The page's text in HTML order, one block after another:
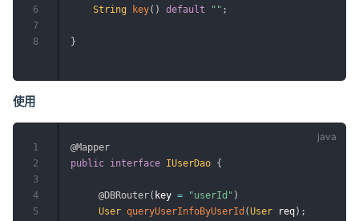
String key( ) default "" ;
}
6
7
8
使用
@Mapper
public interface IUserDao {
@DBRouter( key = "userId" )
User queryUserInfoByUserId (User req) ;
1
2
3
4
5